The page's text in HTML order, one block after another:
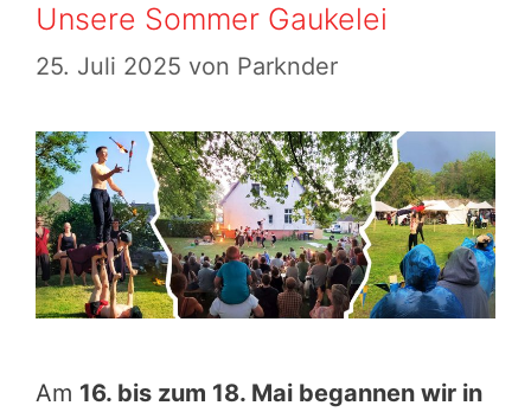
Unsere Sommer Gaukelei
25. Juli 2025 von Parknder
Am 16. bis zum 18. Mai begannen wir in